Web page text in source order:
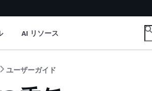
AI リソース
ユーザーガイド